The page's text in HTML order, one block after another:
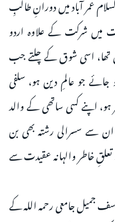
میں شرکت کے علاوہ اردو
اسی شوق کے چلتے جب
جو عالمِ دین ہو، سلفی
ہو، اپنے کسی ساتھی کے والد
سے سسرالی رشتہ بھی بن
خاطر والہانہ عقیدت سے
جمیل جامعی رحمہ اللہ کے